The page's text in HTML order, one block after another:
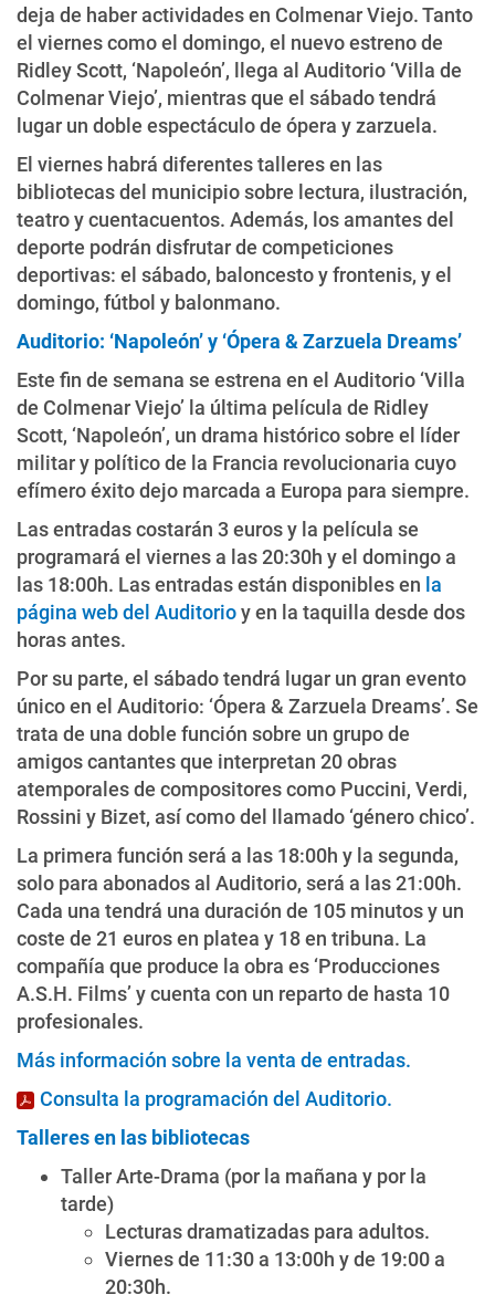
deja de haber actividades en Colmenar Viejo. Tanto
el viernes como el domingo, el nuevo estreno de
Ridley Scott, ‘Napoleón’, llega al Auditorio ‘Villa de
Colmenar Viejo’, mientras que el sábado tendrá
lugar un doble espectáculo de ópera y zarzuela.
El viernes habrá diferentes talleres en las
bibliotecas del municipio sobre lectura, ilustración,
teatro y cuentacuentos. Además, los amantes del
deporte podrán disfrutar de competiciones
deportivas: el sábado, baloncesto y frontenis, y el
domingo, fútbol y balonmano.
Auditorio: ‘Napoleón’ y ‘Ópera & Zarzuela Dreams’
Este fin de semana se estrena en el Auditorio ‘Villa
de Colmenar Viejo’ la última película de Ridley
Scott, ‘Napoleón’, un drama histórico sobre el líder
militar y político de la Francia revolucionaria cuyo
efímero éxito dejo marcada a Europa para siempre.
Las entradas costarán 3 euros y la película se
programará el viernes a las 20:30h y el domingo a
las 18:00h. Las entradas están disponibles en la
página web del Auditorioy en la taquilla desde dos
horas antes.
Por su parte, el sábado tendrá lugar un gran evento
único en el Auditorio: ‘Ópera & Zarzuela Dreams’. Se
trata de una doble función sobre un grupo de
amigos cantantes que interpretan 20 obras
atemporales de compositores como Puccini, Verdi,
Rossini y Bizet, así como del llamado ‘género chico’.
La primera función será a las 18:00h y la segunda,
solo para abonados al Auditorio, será a las 21:00h.
Cada una tendrá una duración de 105 minutos y un
coste de 21 euros en platea y 18 en tribuna. La
compañía que produce la obra es ‘Producciones
A.S.H. Films’ y cuenta con un reparto de hasta 10
profesionales.
Más información sobre la venta de entradas.
Consulta la programación del Auditorio.
Talleres en las bibliotecas
Taller Arte-Drama (por la mañana y por la
tarde)
Lecturas dramatizadas para adultos.
Viernes de 11:30 a 13:00h y de 19:00 a
20:30h.